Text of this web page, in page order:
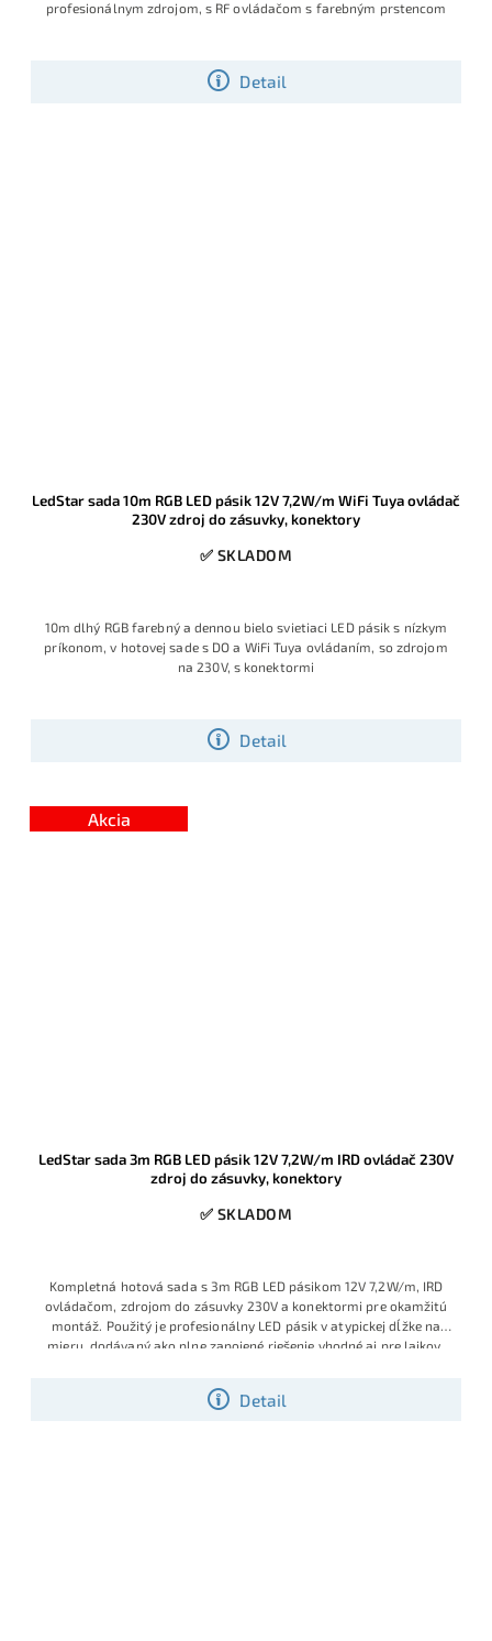
Detail
profesionálnym zdrojom, s RF ovládačom s farebným prstencom
LedStar sada 10m RGB LED pásik 12V 7,2W/m WiFi Tuya ovládač
230V zdroj do zásuvky, konektory
✅ SKLADOM
Detail
10m dlhý RGB farebný a dennou bielo svietiaci LED pásik s nízkym
príkonom, v hotovej sade s DO a WiFi Tuya ovládaním, so zdrojom
na 230V, s konektormi
Akcia
LedStar sada 3m RGB LED pásik 12V 7,2W/m IRD ovládač 230V
zdroj do zásuvky, konektory
✅ SKLADOM
Detail
Kompletná hotová sada s 3m RGB LED pásikom 12V 7,2W/m, IRD
ovládačom, zdrojom do zásuvky 230V a konektormi pre okamžitú
montáž. Použitý je profesionálny LED pásik v atypickej dĺžke na
mieru, dodávaný ako plne zapojené riešenie vhodné aj pre laikov,
príslušenstva. Ide o obľúbený model s veľmi dobrým pomerom
ceny, výkonu a praktickosti, ktorý je v ponuke v obmedzenom